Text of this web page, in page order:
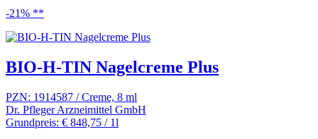
-21% **
BIO-H-TIN Nagelcreme Plus
PZN: 1914587 / Creme, 8 ml
Dr. Pfleger Arzneimittel GmbH
Grundpreis: € 848,75 / 1l